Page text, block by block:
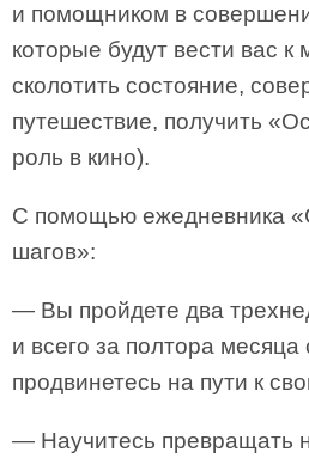
и помощником в
которые будут вести вас к
сколотить состояние,
путешествие, получить
роль в кино).
С помощью ежедневника
шагов»:
— Вы пройдете два
и всего за полтора месяца
продвинетесь на пути к
— Научитесь превращать